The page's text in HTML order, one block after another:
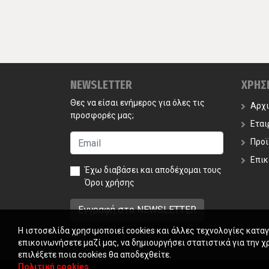
NEWSLETTER
Θες να είσαι ενήμερος για όλες τις
προσφορές μας;
Έχω διαβάσει και αποδέχομαι τους
Όροι χρήσης
Η ιστοσελίδα χρησιμοποιεί cookies και άλλες τεχνολογίες
επικοινωνήσετε μαζί μας, να δημιουργήσει στατιστικά για
επιλέξετε ποια cookies θα αποδεχθείτε.
Πολιτική cookies